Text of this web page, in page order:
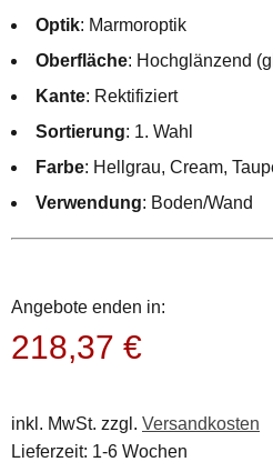
Optik: Marmoroptik
Oberfläche: Hochglänzend
Kante: Rektifiziert
Sortierung: 1. Wahl
Farbe: Hellgrau, Cream,
Verwendung: Boden/Wand
Angebote enden in:
218,37 €
inkl. MwSt. zzgl. Versandkosten
Lieferzeit: 1-6 Wochen